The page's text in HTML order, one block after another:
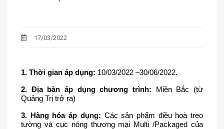
17/03/2022
1. Thời gian áp dụng: 10/03/2022 –30/06/2022.
2. Địa bàn áp dụng chương trình: Miền Bắc (từ
Quảng Trị trở ra)
3. Hàng hóa áp dụng: Các sản phẩm điều hoà treo
tường và cục nóng thương mại Multi /Packaged của